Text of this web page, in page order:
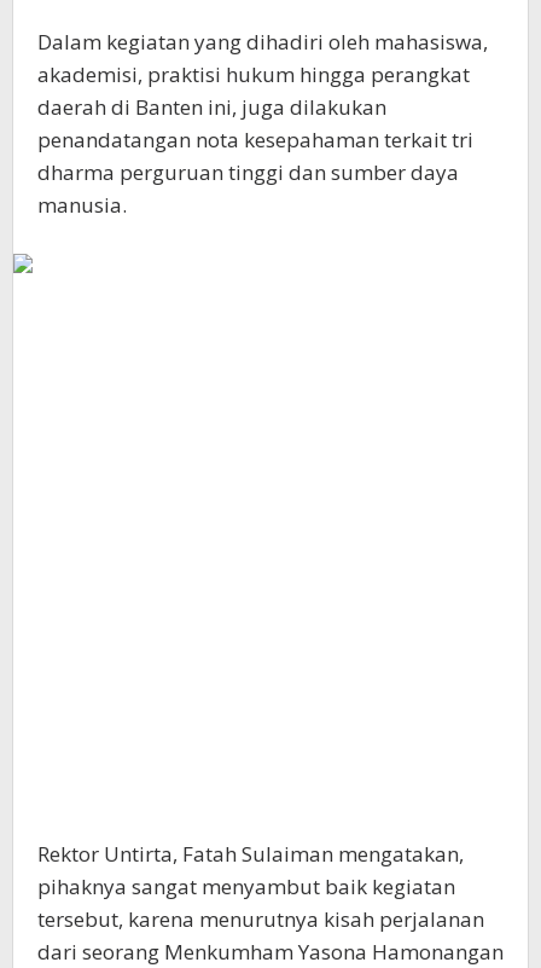
Dalam kegiatan yang dihadiri oleh mahasiswa,
akademisi, praktisi hukum hingga perangkat
daerah di Banten ini, juga dilakukan
penandatangan nota kesepahaman terkait tri
dharma perguruan tinggi dan sumber daya
manusia.
Rektor Untirta, Fatah Sulaiman mengatakan,
pihaknya sangat menyambut baik kegiatan
tersebut, karena menurutnya kisah perjalanan
dari seorang Menkumham Yasona Hamonangan